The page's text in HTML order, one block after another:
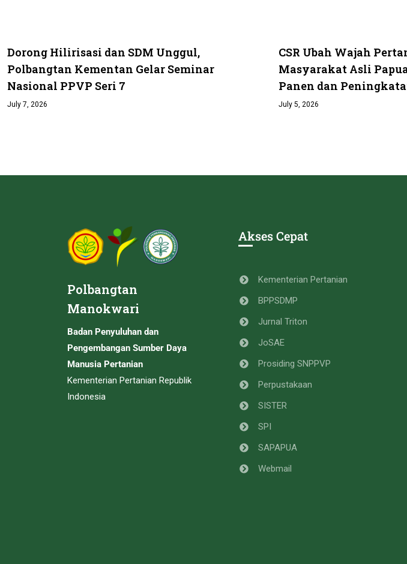
Dorong Hilirisasi dan SDM Unggul,
Polbangtan Kementan Gelar Seminar
Nasional PPVP Seri 7
July 7, 2026
CSR Ubah Wajah
Masyarakat Asli
Panen dan
July 5, 2026
Polbangtan
Manokwari
Badan Penyuluhan dan
Pengembangan Sumber Daya
Manusia Pertanian
Kementerian Pertanian Republik
Indonesia
Akses Cepat
Kementerian Pertanian
BPPSDMP
Jurnal Triton
JoSAE
Prosiding SNPPVP
Perpustakaan
SISTER
SPI
SAPAPUA
Webmail